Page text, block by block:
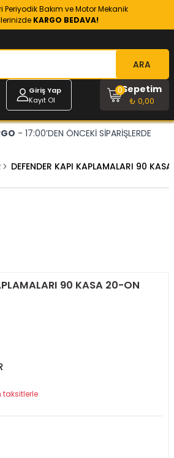
Periyodik Bakım ve Motor Mekanik
KARGO BEDAVA!
ARA
Giriş Yap
Kayıt Ol
Sepetim
₺ 0,00
0
- 17:00’DEN ÖNCEKİ SİPARİŞLERDE
DEFENDER KAPI KAPLAMALARI 90
90 KASA 20-ON